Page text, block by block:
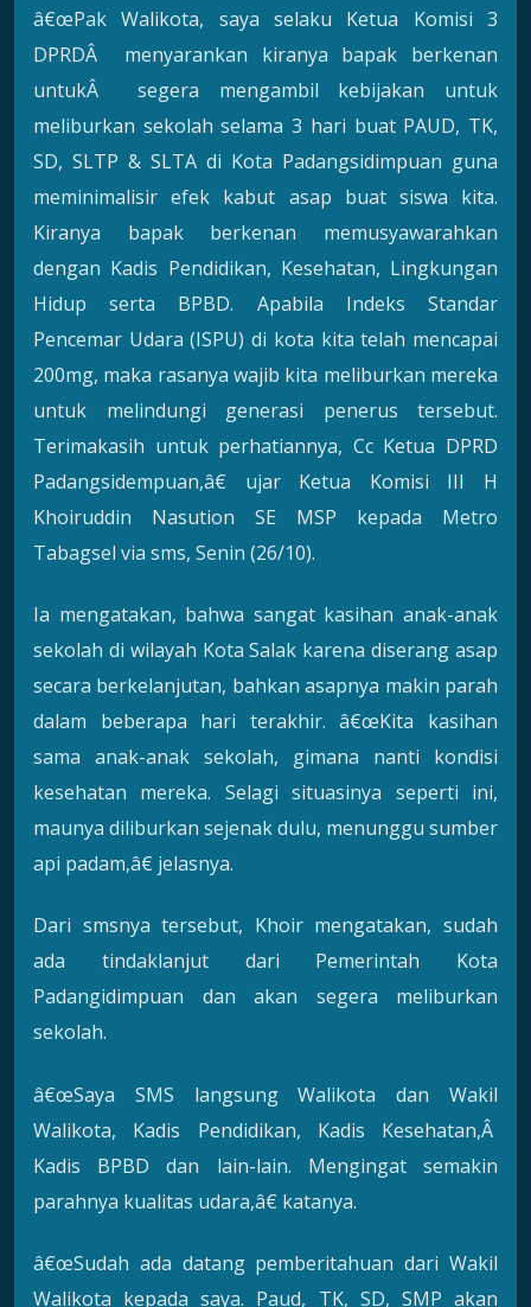
â€œPak Walikota, saya selaku Ketua Komisi 3
DPRDÂ menyarankan kiranya bapak berkenan
untukÂ segera mengambil kebijakan untuk
meliburkan sekolah selama 3 hari buat PAUD, TK,
SD, SLTP & SLTA di Kota Padangsidimpuan guna
meminimalisir efek kabut asap buat siswa kita.
Kiranya bapak berkenan memusyawarahkan
dengan Kadis Pendidikan, Kesehatan, Lingkungan
Hidup serta BPBD. Apabila Indeks Standar
Pencemar Udara (ISPU) di kota kita telah mencapai
200mg, maka rasanya wajib kita meliburkan mereka
untuk melindungi generasi penerus tersebut.
Terimakasih untuk perhatiannya, Cc Ketua DPRD
Padangsidempuan,â€ ujar Ketua Komisi III H
Khoiruddin Nasution SE MSP kepada Metro
Tabagsel via sms, Senin (26/10).
Ia mengatakan, bahwa sangat kasihan anak-anak
sekolah di wilayah Kota Salak karena diserang asap
secara berkelanjutan, bahkan asapnya makin parah
dalam beberapa hari terakhir. â€œKita kasihan
sama anak-anak sekolah, gimana nanti kondisi
kesehatan mereka. Selagi situasinya seperti ini,
maunya diliburkan sejenak dulu, menunggu sumber
api padam,â€ jelasnya.
Dari smsnya tersebut, Khoir mengatakan, sudah
ada tindaklanjut dari Pemerintah Kota
Padangidimpuan dan akan segera meliburkan
sekolah.
â€œSaya SMS langsung Walikota dan Wakil
Walikota, Kadis Pendidikan, Kadis Kesehatan,Â
Kadis BPBD dan lain-lain. Mengingat semakin
parahnya kualitas udara,â€ katanya.
â€œSudah ada datang pemberitahuan dari Wakil
Walikota kepada saya. Paud, TK, SD, SMP akan